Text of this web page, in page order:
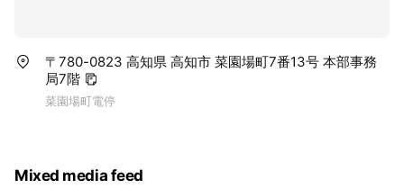
〒780-0823 高知県 高知市 菜園場町7番13号 本部事務
局7階
菜園場町電停
Mixed media feed